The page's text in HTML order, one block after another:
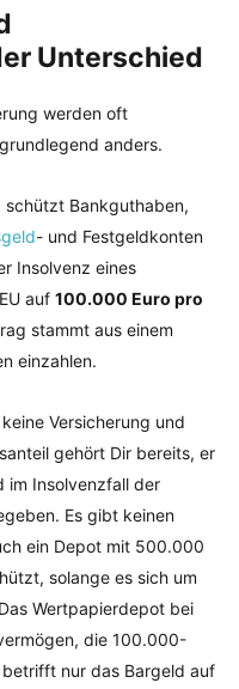
Unterschied
werden oft
anders.
schützt Bankguthaben,
- und Festgeldkonten
Insolvenz eines
auf 100.000 Euro pro
stammt aus einem
einzahlen.
Versicherung und
gehört Dir bereits, er
im Insolvenzfall der
Es gibt keinen
ein Depot mit 500.000
solange es sich um
Wertpapierdepot bei
die 100.000-
nur das Bargeld auf